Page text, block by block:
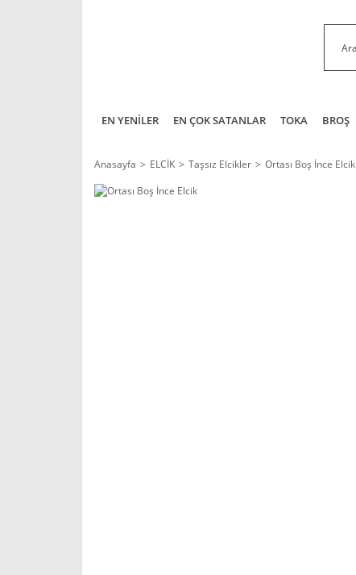
EN YENİLER EN ÇOK SATANLAR TOKA BROŞ
Anasayfa ELCİK Taşsız Elcikler Ortası Boş İnce Elcik